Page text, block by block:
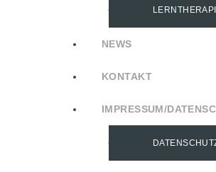
NEWS
KONTAKT
IMPRESSUM/